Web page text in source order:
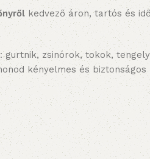
kedvező áron, tartós és
gurtnik, zsinórok, tokok,
kényelmes és biztonságos